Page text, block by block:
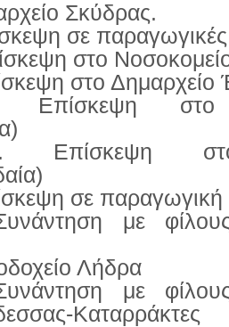
Σκύδρας.
σε
στο
στο Δημαρχείο
στο
Επίσκεψη
σε παραγωγική
με
Λήδρα
με
Καταρράκτες